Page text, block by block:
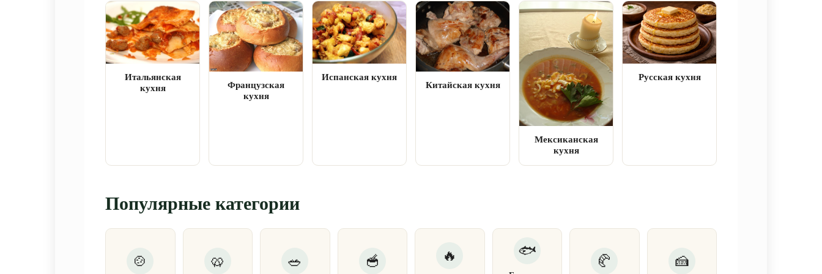
Итальянская
кухня
Французская
кухня
Испанская кухня
Китайская кухня
Мексиканская
кухня
Русская кухня
Популярные категории